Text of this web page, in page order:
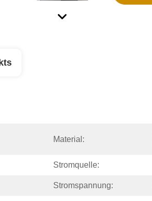
Material:
Stromquelle:
Stromspannung: